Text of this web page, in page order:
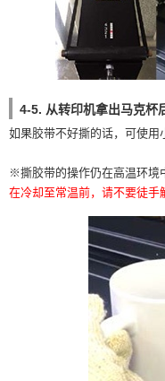
4-5. 从转印机拿出马克杯
如果胶带不好撕的话，可使用
※撕胶带的操作仍在高温环境
在冷却至常温前，请不要徒手